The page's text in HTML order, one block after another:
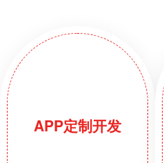
APP定制开发